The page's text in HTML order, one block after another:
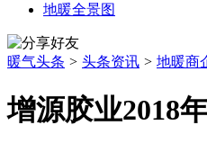
地暖全景图
暖气头条 > 头条资讯 > 地暖商
增源胶业2018